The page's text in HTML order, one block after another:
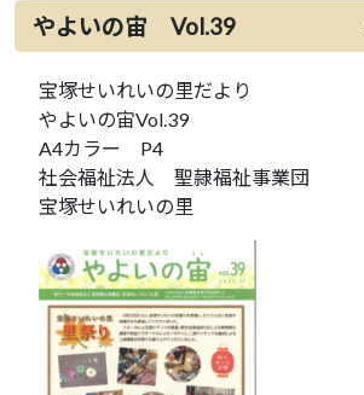
やよいの宙 Vol.39
宝塚せいれいの里だより
やよいの宙Vol.39
A4カラー P4
社会福祉法人 聖隷福祉事業団
宝塚せいれいの里